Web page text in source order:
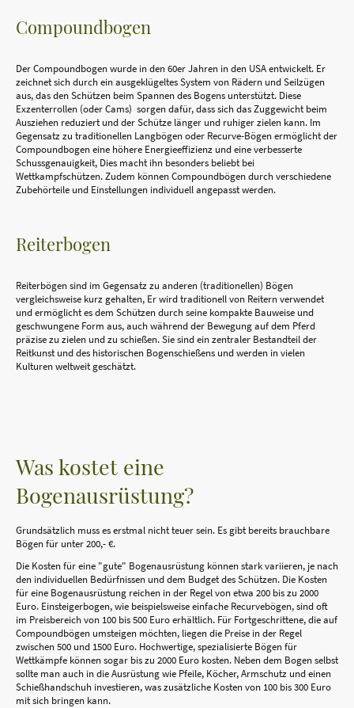
Compoundbogen
Der Compoundbogen wurde in den 60er Jahren in den USA entwickelt. Er
zeichnet sich durch ein ausgeklügeltes System von Rädern und Seilzügen
aus, das den Schützen beim Spannen des Bogens unterstützt. Diese
Exzenterrollen (oder Cams) sorgen dafür, dass sich das Zuggewicht beim
Ausziehen reduziert und der Schütze länger und ruhiger zielen kann. Im
Gegensatz zu traditionellen Langbögen oder Recurve-Bögen ermöglicht der
Compoundbogen eine höhere Energieeffizienz und eine verbesserte
Schussgenauigkeit, Dies macht ihn besonders beliebt bei
Wettkampfschützen. Zudem können Compoundbögen durch verschiedene
Zubehörteile und Einstellungen individuell angepasst werden.
Reiterbogen
Reiterbögen sind im Gegensatz zu anderen (traditionellen) Bögen
vergleichsweise kurz gehalten, Er wird traditionell von Reitern verwendet
und ermöglicht es dem Schützen durch seine kompakte Bauweise und
geschwungene Form aus, auch während der Bewegung auf dem Pferd
präzise zu zielen und zu schießen. Sie sind ein zentraler Bestandteil der
Reitkunst und des historischen Bogenschießens und werden in vielen
Kulturen weltweit geschätzt.
Was kostet eine
Bogenausrüstung?
Grundsätzlich muss es erstmal nicht teuer sein. Es gibt bereits brauchbare
Bögen für unter 200,- €.
Die Kosten für eine "gute" Bogenausrüstung können stark variieren, je nach
den individuellen Bedürfnissen und dem Budget des Schützen. Die Kosten
für eine Bogenausrüstung reichen in der Regel von etwa 200 bis zu 2000
Euro. Einsteigerbogen, wie beispielsweise einfache Recurvebögen, sind oft
im Preisbereich von 100 bis 500 Euro erhältlich. Für Fortgeschrittene, die auf
Compoundbögen umsteigen möchten, liegen die Preise in der Regel
zwischen 500 und 1500 Euro. Hochwertige, spezialisierte Bögen für
Wettkämpfe können sogar bis zu 2000 Euro kosten. Neben dem Bogen selbst
sollte man auch in die Ausrüstung wie Pfeile, Köcher, Armschutz und einen
Schießhandschuh investieren, was zusätzliche Kosten von 100 bis 300 Euro
mit sich bringen kann.